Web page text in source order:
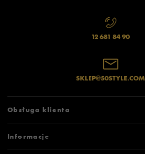
12 681 84 90
SKLEP@50STYLE.COM
Obsługa klienta
Zwroty i reklamacje
Informacje